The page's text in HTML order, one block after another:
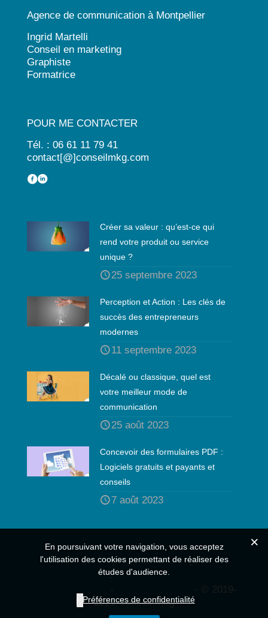
Agence de communication à Montpellier
Ingrid Martelli
Conseil en marketing
Graphiste
Formatrice
POUR ME CONTACTER
Tél. : 06 61 11 79 41
contact[@]conseilmkg.com
Créer sa valeur : qu’est-ce qui
rend votre produit ou service
unique ?
25 septembre 2023
Perception et Action : Les clés de
succès des entrepreneurs
modernes
11 septembre 2023
Décalé ou classique, quel est
votre meilleur mode de
communication
25 août 2023
Concevoir des formulaires PDF :
Logiciels gratuits et payants et
conseils
7 août 2023
Mentions légales-CGV générales-Politique
de confidentialité-Politique de confidentialité /
-
- © 2019-
2021 Conseil Mkg
En poursuivant votre navigation, vous acceptez
l'utilisation des cookies permettant de réaliser des
études d'audience.
Préférences de confidentialité